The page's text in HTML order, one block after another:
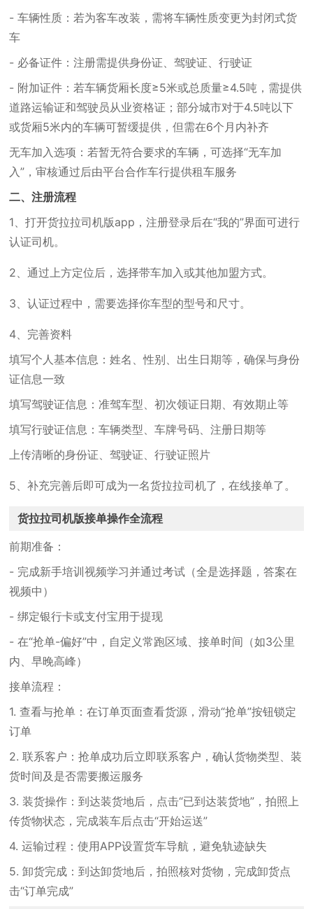
- 车辆性质：若为客车改装，需将车辆性质变更为封闭式货
车
- 必备证件：注册需提供身份证、驾驶证、行驶证
- 附加证件：若车辆货厢长度≥5米或总质量≥4.5吨，需提供
道路运输证和驾驶员从业资格证；部分城市对于4.5吨以下
或货厢5米内的车辆可暂缓提供，但需在6个月内补齐
无车加入选项：若暂无符合要求的车辆，可选择“无车加
入”，审核通过后由平台合作车行提供租车服务
二、注册流程
1、打开货拉拉司机版app，注册登录后在“我的”界面可进行
认证司机。
2、通过上方定位后，选择带车加入或其他加盟方式。
3、认证过程中，需要选择你车型的型号和尺寸。
4、完善资料
填写个人基本信息：姓名、性别、出生日期等，确保与身份
证信息一致
填写驾驶证信息：准驾车型、初次领证日期、有效期止等
填写行驶证信息：车辆类型、车牌号码、注册日期等
上传清晰的身份证、驾驶证、行驶证照片
5、补充完善后即可成为一名货拉拉司机了，在线接单了。
货拉拉司机版接单操作全流程
前期准备：
- 完成新手培训视频学习并通过考试（全是选择题，答案在
视频中）
- 绑定银行卡或支付宝用于提现
- 在“抢单-偏好”中，自定义常跑区域、接单时间（如3公里
内、早晚高峰）
接单流程：
1. 查看与抢单：在订单页面查看货源，滑动“抢单”按钮锁定
订单
2. 联系客户：抢单成功后立即联系客户，确认货物类型、装
货时间及是否需要搬运服务
3. 装货操作：到达装货地后，点击“已到达装货地”，拍照上
传货物状态，完成装车后点击“开始运送”
4. 运输过程：使用APP设置货车导航，避免轨迹缺失
5. 卸货完成：到达卸货地后，拍照核对货物，完成卸货点
击“订单完成”